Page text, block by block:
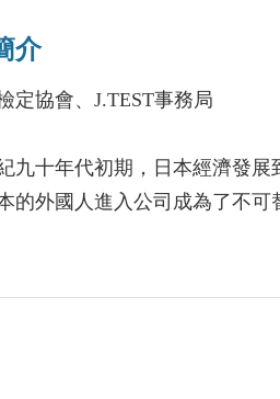
介
定協會、J.TEST事務局
九十年代初期，日本經濟發
的外國人進入公司成為了不
能力的依據，也有許多公司